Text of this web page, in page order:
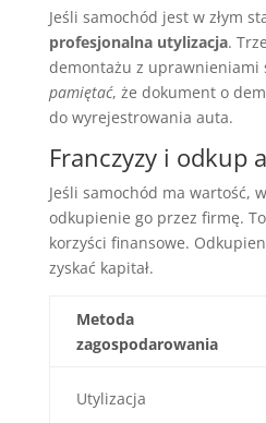
Jeśli samochód jest w złym
profesjonalna utylizacja.
demontażu z uprawnieniami
pamiętać, że dokument o
do wyrejestrowania auta.
Franczyzy i odkup
Jeśli samochód ma wartość,
odkupienie go przez firmę.
korzyści finansowe.
zyskać kapitał.
Metoda
zagospodarowania
Utylizacja